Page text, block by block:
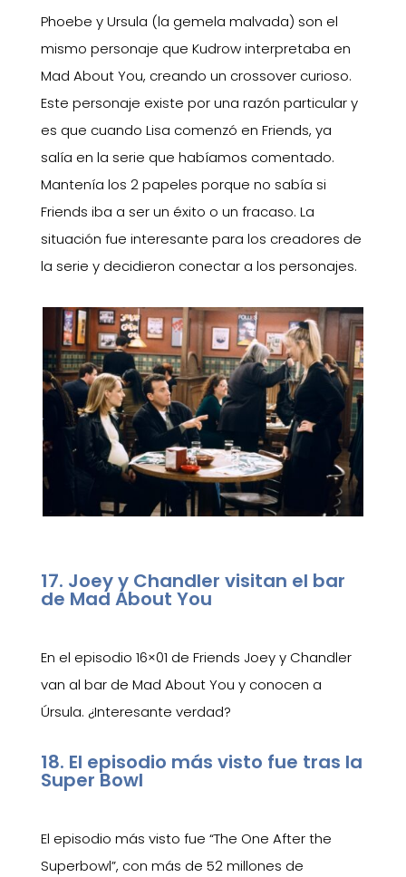
Phoebe y Ursula (la gemela malvada) son el
mismo personaje que Kudrow interpretaba en
Mad About You, creando un crossover curioso.
Este personaje existe por una razón particular y
es que cuando Lisa comenzó en Friends, ya
salía en la serie que habíamos comentado.
Mantenía los 2 papeles porque no sabía si
Friends iba a ser un éxito o un fracaso. La
situación fue interesante para los creadores de
la serie y decidieron conectar a los personajes.
17. Joey y Chandler visitan el bar
de Mad About You
En el episodio 16×01 de Friends Joey y Chandler
van al bar de Mad About You y conocen a
Úrsula. ¿Interesante verdad?
18. El episodio más visto fue tras la
Super Bowl
El episodio más visto fue “The One After the
Superbowl”, con más de 52 millones de